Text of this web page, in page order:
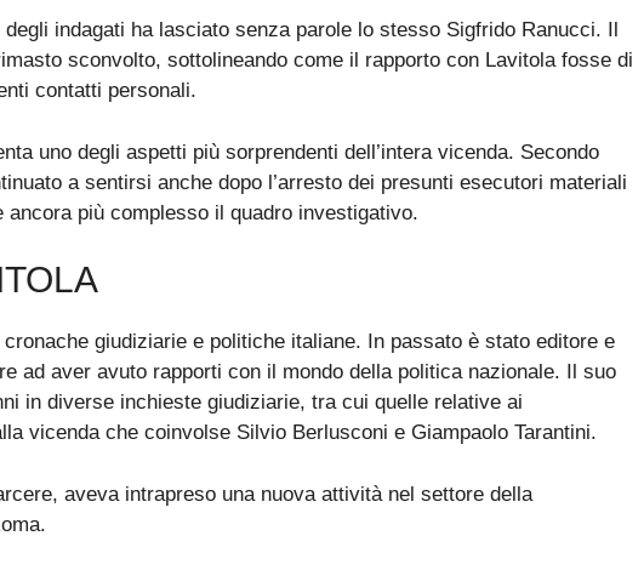
indagati ha lasciato senza parole lo stesso Sigfrido Ranucci. Il
sconvolto, sottolineando come il rapporto con Lavitola fosse di
contatti personali.
uno degli aspetti più sorprendenti dell’intera vicenda. Secondo
a sentirsi anche dopo l’arresto dei presunti esecutori materiali
ancora più complesso il quadro investigativo.
giudiziarie e politiche italiane. In passato è stato editore e
ad aver avuto rapporti con il mondo della politica nazionale. Il suo
in diverse inchieste giudiziarie, tra cui quelle relative ai
vicenda che coinvolse Silvio Berlusconi e Giampaolo Tarantini.
aveva intrapreso una nuova attività nel settore della